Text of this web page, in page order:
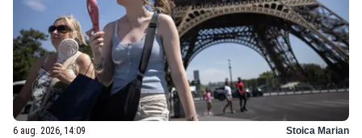
6 aug. 2026, 14:09 Stoica Marian